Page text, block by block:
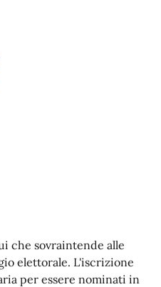
che sovraintende alle
elettorale. L'iscrizione
per essere nominati in